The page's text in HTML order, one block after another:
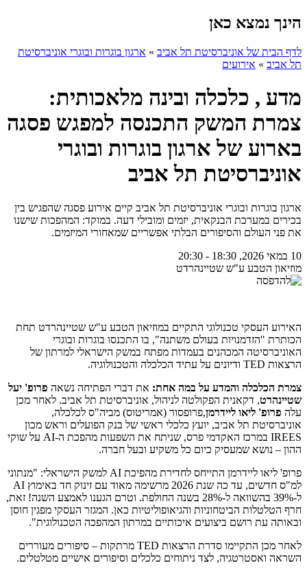
הינך נמצא כאן
לדף הבית של אוניברסיטת תל אביב » ארגון בוגרות ובוגרי אוניברסיטת
תל אביב » אירועים
מדע , כלכלה ובינה מלאכותית:
צמרת המשק התכנסה למפגש פסגה
בארוע של ארגון בוגרות ובוגרי
אוניברסיטת תל אביב
ארגון בוגרות ובוגרי אוניברסיטת תל אביב קיים אירוע פסגה שהפגיש בין
בכירים במערכת הבנקאית, יזמים ומובילי דעה. במוקד: המהפכות שישנו
את פני העולם והסיפורים הבלתי אפשריים שמאחורי המיזמים.
10 במאי 2026, 18:30 - 20:30
מוזיאון הטבע ע"ש שטיינהרדט
האירוע העסקי טכנולוגי התקיים במוזיאון הטבע ע"ש שטיינהרדט תחת
הכותרת "הזדמנויות בעולם משתנה", בו התכנסו בוגרות ובוגרי
האוניברסיטה המכהנים בעמדות מפתח במשק הישראלי למרתון של
הרצאות TED ודיונים על עתיד הכלכלה והטכנולוגיה.
צמרת הכלכלה והמדע על במה אחת: את דברי הפתיחה נשאה פרופ' יעל
שטיינהרט, דקאנית הפקולטה לניהול, אוניברסיטת תל אביב. לאחר מכן
עלה פרופ' ליאו ליידרמן,פרופסור (אמריטוס) מביה"ס לכלכלה,
אוניברסיטת תל אביב, יועץ כלכלי ראשי של בנק הפועלים וראש מכון
IREES במרכז האקדמי פרס, שניתח את השפעות מהפכת ה-AI על שוקי
ההון – נושא שמעסיק כיום כל משקיע ובעל חברה.
פרופ' ליאו ליידרמן התייחס לחדירת מהפיכת AI למשק הישראלי: "מנתוני
למ"ס חדשים, עד כה שנת 2026 מרשימה מאוד עם זינוק חד באימוץ AI
ל-39% בהשוואה ל-28% בשנה החולפת. וטרם הגענו לאמצע השנה! זאת,
חרף הטלטלות הביטחוניות והגיאופוליטיות כאן. המגזר העסקי מפגין חוסן
ובאותה עת רושם ביצועים איכותיים במרתון המהפכה הטכנולוגית".
לאחר מכן התקיימו סדרת הרצאות TED מרתקות – סיפורים מעוררים
השראה ואסטרטגיה, לצד ניתוחים כלכלים וסיפורים אישיים מטלטלים.